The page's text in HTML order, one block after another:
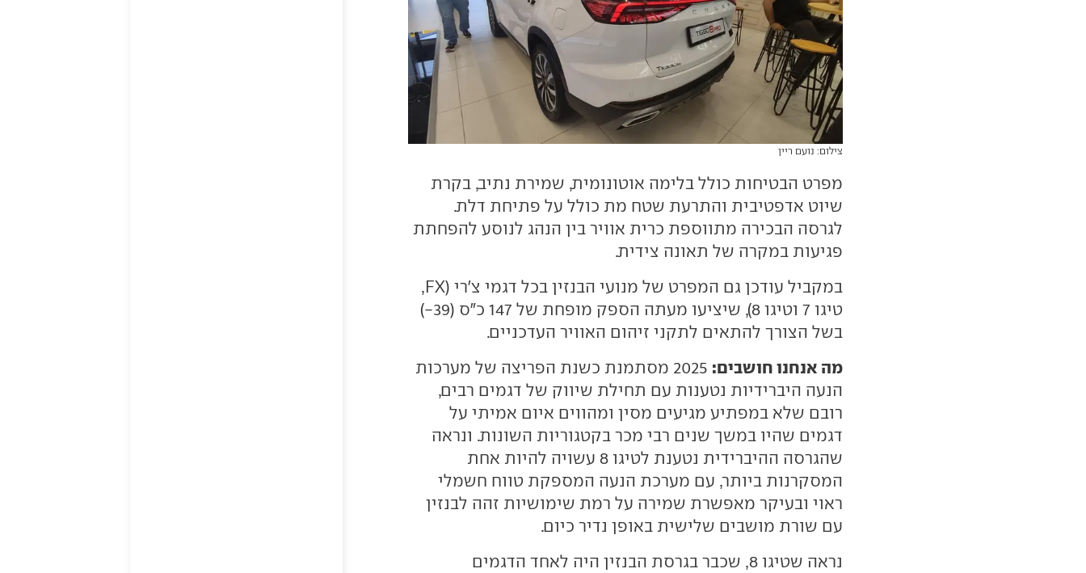
צילום: נועם ריין
מפרט הבטיחות כולל בלימה אוטונומית, שמירת נתיב, בקרת
שיוט אדפטיבית והתרעת שטח מת כולל על פתיחת דלת.
לגרסה הבכירה מתווספת כרית אוויר בין הנהג לנוסע להפחתת
פגיעות במקרה של תאונה צידית.
במקביל עודכן גם המפרט של מנועי הבנזין בכל דגמי צ'רי (FX,
טיגו 7 וטיגו 8), שיציעו מעתה הספק מופחת של 147 כ"ס (39-)
בשל הצורך להתאים לתקני זיהום האוויר העדכניים.
מה אנחנו חושבים:
2025 מסתמנת כשנת הפריצה של מערכות
הנעה היברידיות נטענות עם תחילת שיווק של דגמים רבים,
רובם שלא במפתיע מגיעים מסין ומהווים איום אמיתי על
דגמים שהיו במשך שנים רבי מכר בקטגוריות השונות. ונראה
שהגרסה ההיברידית נטענת לטיגו 8 עשויה להיות אחת
המסקרנות ביותר, עם מערכת הנעה המספקת טווח חשמלי
ראוי ובעיקר מאפשרת שמירה על רמת שימושיות זהה לבנזין
עם שורת מושבים שלישית באופן נדיר כיום.
נראה שטיגו 8, שכבר בגרסת הבנזין היה לאחד הדגמים